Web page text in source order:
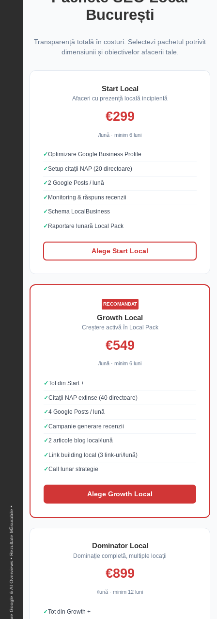
București
Transparență totală în costuri. Selectezi pachetul potrivit
dimensiunii și obiectivelor afacerii tale.
Start Local
Afaceri cu prezență locală incipientă
€299
/lună · minim 6 luni
Optimizare Google Business Profile
Setup citații NAP (20 directoare)
2 Google Posts / lună
Monitoring & răspuns recenzii
Schema LocalBusiness
Raportare lunară Local Pack
Alege Start Local
RECOMANDAT
Growth Local
Creștere activă în Local Pack
€549
/lună · minim 6 luni
Tot din Start +
Citații NAP extinse (40 directoare)
4 Google Posts / lună
Campanie generare recenzii
2 articole blog local/lună
Link building local (3 link-uri/lună)
Call lunar strategie
Alege Growth Local
Dominator Local
Dominație completă, multiple locații
€899
/lună · minim 12 luni
Tot din Growth +